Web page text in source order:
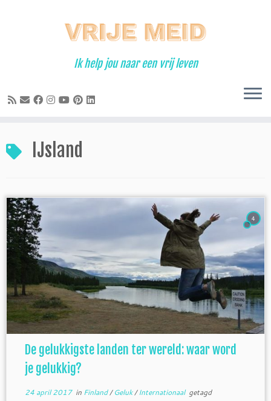
Ik help jou naar een vrij leven
IJsland
4
De gelukkigste landen ter wereld: waar word
je gelukkig?
24 april 2017in Finland/Geluk/Internationaal getagd